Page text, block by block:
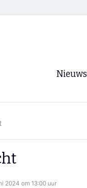
Nieuws
2024 om 13:00 uur